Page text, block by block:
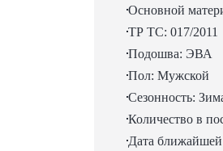
Оcновной
ТР ТС: 017/2011
Подошва: ЭВА
Пол: Мужской
Сезонность:
Количество в
Дата ближайшей